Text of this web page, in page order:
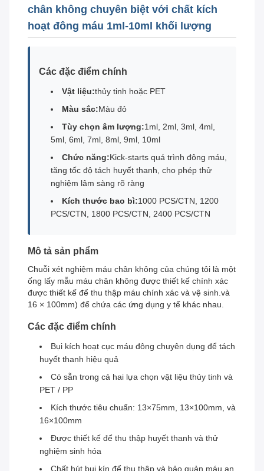
chân không chuyên biệt với chất kích
hoạt đông máu 1ml-10ml khối lượng
Các đặc điểm chính
Vật liệu:thủy tinh hoặc PET
Màu sắc:Màu đỏ
Tùy chọn âm lượng:1ml, 2ml, 3ml, 4ml,
5ml, 6ml, 7ml, 8ml, 9ml, 10ml
Chức năng:Kick-starts quá trình đông máu,
tăng tốc độ tách huyết thanh, cho phép thử
nghiệm lâm sàng rõ ràng
Kích thước bao bì:1000 PCS/CTN, 1200
PCS/CTN, 1800 PCS/CTN, 2400 PCS/CTN
Mô tả sản phẩm
Chuỗi xét nghiệm máu chân không của chúng tôi là một
ống lấy mẫu máu chân không được thiết kế chính xác
được thiết kế để thu thập máu chính xác và vệ sinh.và
16 × 100mm) để chứa các ứng dụng y tế khác nhau.
Các đặc điểm chính
Bụi kích hoạt cục máu đông chuyên dụng để tách
huyết thanh hiệu quả
Có sẵn trong cả hai lựa chọn vật liệu thủy tinh và
PET / PP
Kích thước tiêu chuẩn: 13×75mm, 13×100mm, và
16×100mm
Được thiết kế để thu thập huyết thanh và thử
nghiệm sinh hóa
Chất hút bụi kín để thu thập và bảo quản máu an